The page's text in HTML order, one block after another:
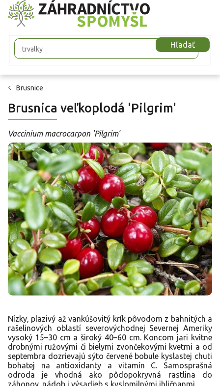
Prejsť
na
obsah
Hľadať
Brusnice
Brusnica veľkoplodá 'Pilgrim'
Vaccinium macrocarpon 'Pilgrim'
Nízky, plazivý až vankúšovitý krík pôvodom z bahnitých a
rašelinových oblastí severovýchodnej Severnej Ameriky
vysoký 15–30 cm a široký 40–60 cm. Koncom jari kvitne
drobnými ružovými či bielymi zvončekovými kvetmi a od
septembra dozrievajú sýto červené bobule kyslastej chuti
bohatej na antioxidanty a vitamín C. Samosprašná
odroda je vhodná ako pôdopokryvná rastlina do
záhonov, nádob i výsadieb s kyslomilnými ihličnanmi.